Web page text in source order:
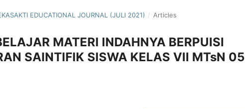
EDUCATIONAL JOURNAL (JULI 2021) / Articles
MATERI INDAHNYA BERPUISI
SAINTIFIK SISWA KELAS VII MTsN 05